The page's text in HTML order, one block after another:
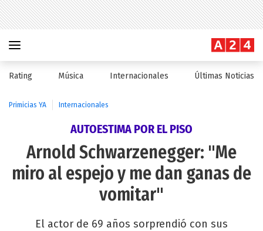
Rating Música Internacionales Últimas Noticias
Primicias YA Internacionales
AUTOESTIMA POR EL PISO
Arnold Schwarzenegger: "Me
miro al espejo y me dan ganas de
vomitar"
El actor de 69 años sorprendió con sus